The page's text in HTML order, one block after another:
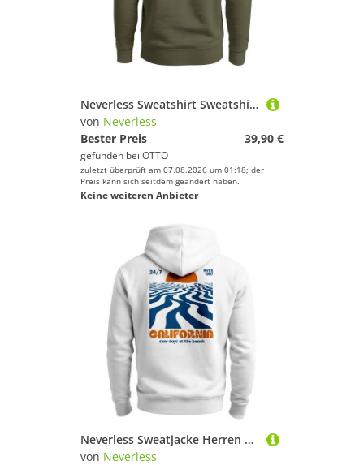
Neverless Sweatshirt Sweatshirt Herren Pullover mit Outdoor Grafik Print Berge Adventure
von Neverless
Bester Preis
39,90 €
gefunden bei OTTO
zuletzt überprüft am 07.08.2026 um 01:18; der
Preis kann sich seitdem geändert haben.
Keine weiteren Anbieter
Neverless Sweatjacke Herren Sweatjacke Backprint Kalifornien USA Zipjacke Zip-Hoodie
von Neverless